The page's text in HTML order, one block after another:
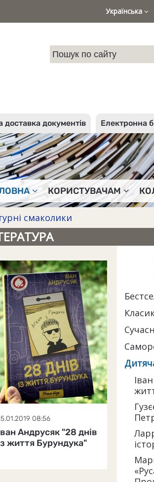
Українська
доставка документів Електронна
КОРИСТУВАЧАМ
смаколики
08:56
Андрусяк "28 днів
життя Бурундука"